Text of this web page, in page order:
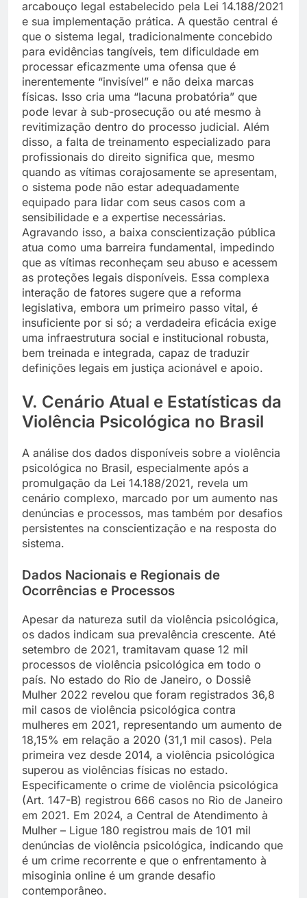
arcabouço legal estabelecido pela Lei 14.188/2021
e sua implementação prática. A questão central é
que o sistema legal, tradicionalmente concebido
para evidências tangíveis, tem dificuldade em
processar eficazmente uma ofensa que é
inerentemente “invisível” e não deixa marcas
físicas. Isso cria uma “lacuna probatória” que
pode levar à sub-prosecução ou até mesmo à
revitimização dentro do processo judicial. Além
disso, a falta de treinamento especializado para
profissionais do direito significa que, mesmo
quando as vítimas corajosamente se apresentam,
o sistema pode não estar adequadamente
equipado para lidar com seus casos com a
sensibilidade e a expertise necessárias.
Agravando isso, a baixa conscientização pública
atua como uma barreira fundamental, impedindo
que as vítimas reconheçam seu abuso e acessem
as proteções legais disponíveis. Essa complexa
interação de fatores sugere que a reforma
legislativa, embora um primeiro passo vital, é
insuficiente por si só; a verdadeira eficácia exige
uma infraestrutura social e institucional robusta,
bem treinada e integrada, capaz de traduzir
definições legais em justiça acionável e apoio.
V. Cenário Atual e Estatísticas da
Violência Psicológica no Brasil
A análise dos dados disponíveis sobre a violência
psicológica no Brasil, especialmente após a
promulgação da Lei 14.188/2021, revela um
cenário complexo, marcado por um aumento nas
denúncias e processos, mas também por desafios
persistentes na conscientização e na resposta do
sistema.
Dados Nacionais e Regionais de
Ocorrências e Processos
Apesar da natureza sutil da violência psicológica,
os dados indicam sua prevalência crescente. Até
setembro de 2021, tramitavam quase 12 mil
processos de violência psicológica em todo o
país. No estado do Rio de Janeiro, o Dossiê
Mulher 2022 revelou que foram registrados 36,8
mil casos de violência psicológica contra
mulheres em 2021, representando um aumento de
18,15% em relação a 2020 (31,1 mil casos). Pela
primeira vez desde 2014, a violência psicológica
superou as violências físicas no estado.
Especificamente o crime de violência psicológica
(Art. 147-B) registrou 666 casos no Rio de Janeiro
em 2021. Em 2024, a Central de Atendimento à
Mulher – Ligue 180 registrou mais de 101 mil
denúncias de violência psicológica, indicando que
é um crime recorrente e que o enfrentamento à
misoginia online é um grande desafio
contemporâneo.